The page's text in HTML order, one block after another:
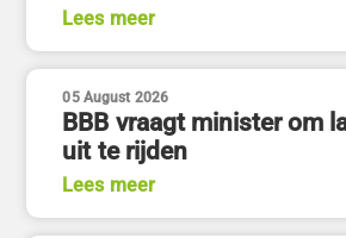
Lees meer
05 August 2026
BBB vraagt minister om
uit te rijden
Lees meer